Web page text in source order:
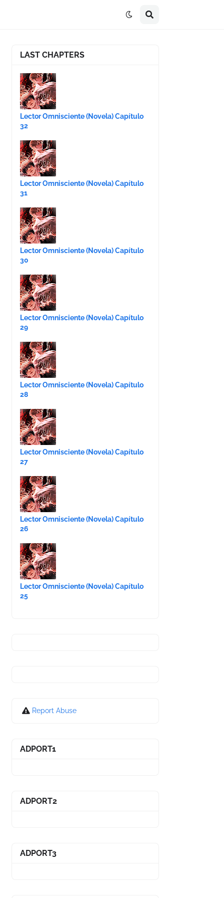
LAST CHAPTERS
Lector Omnisciente (Novela) Capítulo
32
Lector Omnisciente (Novela) Capítulo
31
Lector Omnisciente (Novela) Capítulo
30
Lector Omnisciente (Novela) Capítulo
29
Lector Omnisciente (Novela) Capítulo
28
Lector Omnisciente (Novela) Capítulo
27
Lector Omnisciente (Novela) Capítulo
26
Lector Omnisciente (Novela) Capítulo
25
Report Abuse
ADPORT1
ADPORT2
ADPORT3